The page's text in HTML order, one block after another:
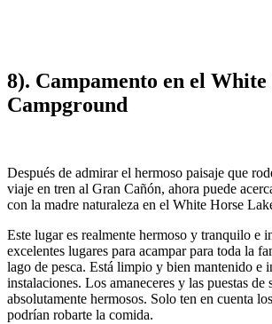
8). Campamento en el
Campground
Después de admirar el hermoso paisaje que
viaje en tren al Gran Cañón, ahora puede
con la madre naturaleza en el White Horse
Este lugar es realmente hermoso y tranquilo e
excelentes lugares para acampar para toda la
lago de pesca. Está limpio y bien mantenido e
instalaciones. Los amaneceres y las puestas de
absolutamente hermosos. Solo ten en cuenta
podrían robarte la comida.